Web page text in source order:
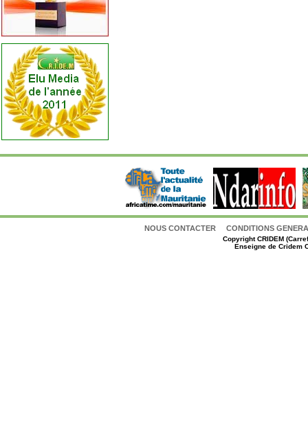
NOUS CONTACTER CONDITIONS
CopyrightCRIDEM
Enseigne de Cridem